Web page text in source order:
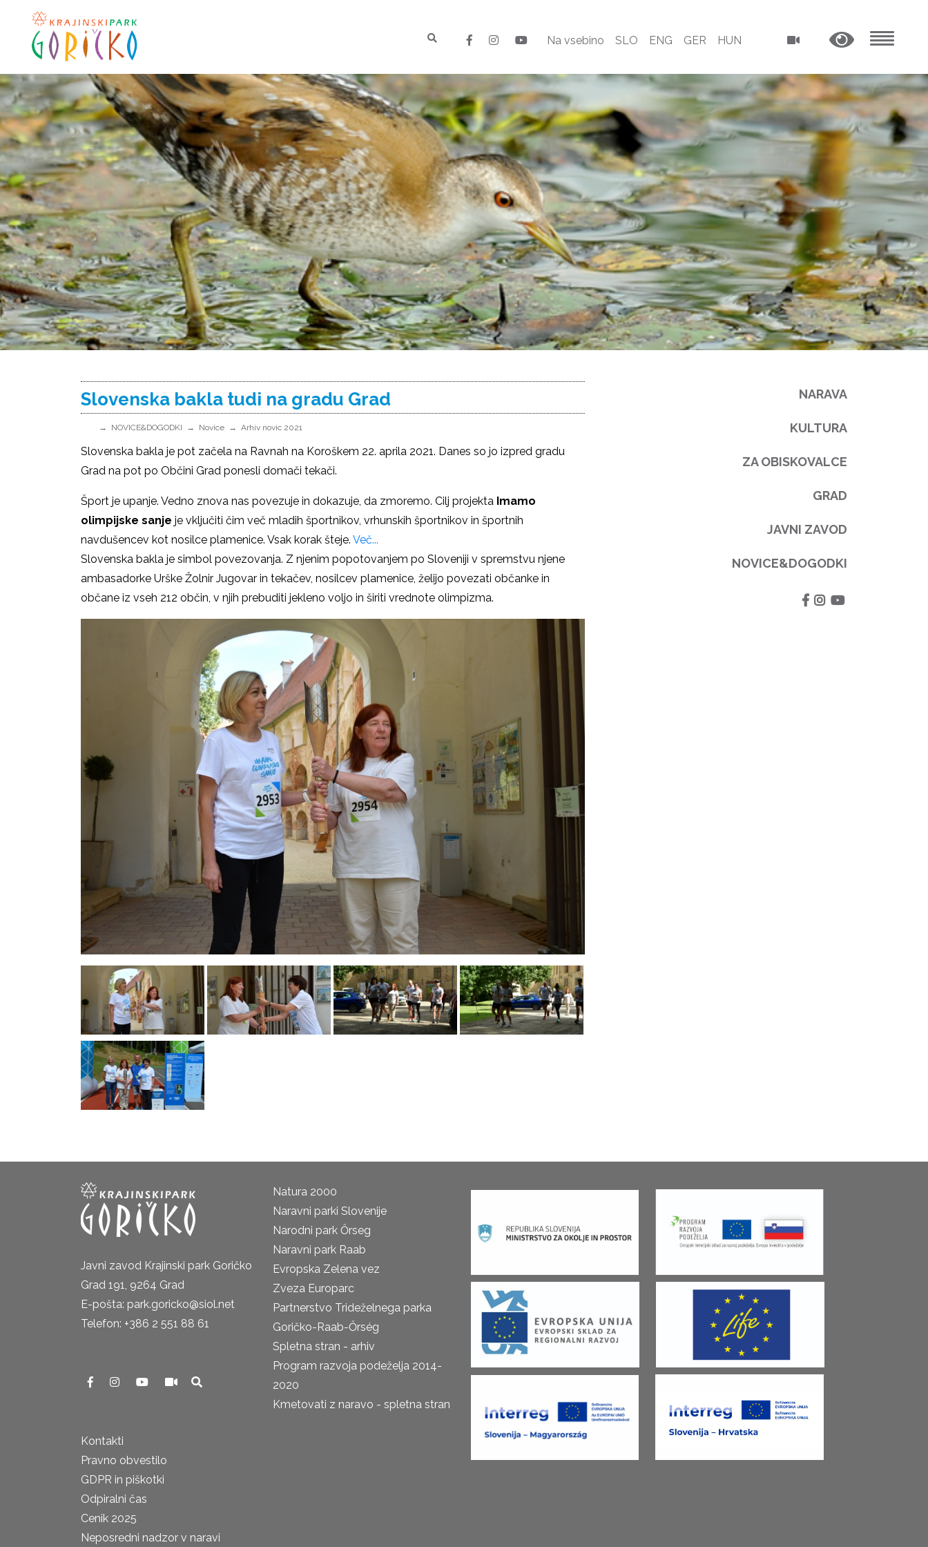
Na vsebino SLO ENG GER HUN
Slovenska bakla tudi na gradu Grad
NOVICE&DOGODKI Novice Arhiv novic 2021
Slovenska bakla je pot začela na Ravnah na Koroškem 22. aprila 2021. Danes so jo izpred gradu
Grad na pot po Občini Grad ponesli domači tekači.
Šport je upanje. Vedno znova nas povezuje in dokazuje, da zmoremo. Cilj projekta Imamo
olimpijske sanje je vključiti čim več mladih športnikov, vrhunskih športnikov in športnih
navdušencev kot nosilce plamenice. Vsak korak šteje. Več...
Slovenska bakla je simbol povezovanja. Z njenim popotovanjem po Sloveniji v spremstvu njene
ambasadorke Urške Žolnir Jugovar in tekačev, nosilcev plamenice, želijo povezati občanke in
občane iz vseh 212 občin, v njih prebuditi jekleno voljo in širiti vrednote olimpizma.
NARAVA
KULTURA
ZA OBISKOVALCE
GRAD
JAVNI ZAVOD
NOVICE&DOGODKI
Javni zavod Krajinski park Goričko
Grad 191, 9264 Grad
E-pošta: park.goricko@siol.net
Telefon: +386 2 551 88 61
Kontakti
Pravno obvestilo
GDPR in piškotki
Odpiralni čas
Cenik 2025
Neposredni nadzor v naravi
Natura 2000
Naravni parki Slovenije
Narodni park Őrseg
Naravni park Raab
Evropska Zelena vez
Zveza Europarc
Partnerstvo Trideželnega parka
Goričko-Raab-Őrség
Spletna stran - arhiv
Program razvoja podeželja 2014-
2020
Kmetovati z naravo - spletna stran